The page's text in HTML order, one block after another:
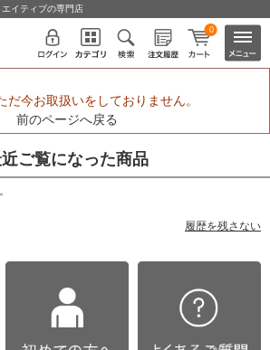
イティブの専門店
0
だ今お取扱いをしておりません。
前のページへ戻る
ご覧になった商品
履歴を残さない